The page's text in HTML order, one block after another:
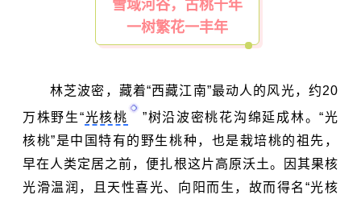
雪域河谷，古桃千年
一树繁花一丰年
林芝波密，藏着“西藏江南”最动人的风光，约20
万株野生“光核桃
”树沿波密桃花沟绵延成林。“光
核桃”是中国特有的野生桃种，也是栽培桃的祖先，
早在人类定居之前，便扎根这片高原沃土。因其果核
光滑温润，且天性喜光、向阳而生，故而得名“光核